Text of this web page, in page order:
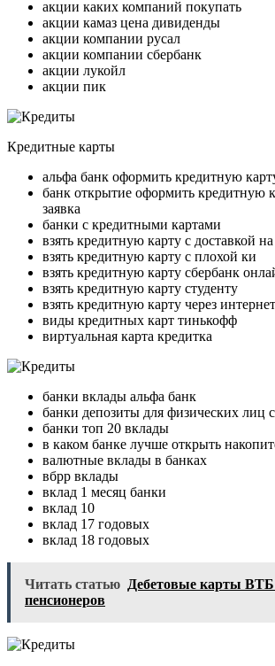
акции каких компаний покупать
акции камаз цена дивиденды
акции компании русал
акции компании сбербанк
акции лукойл
акции пик
Кредитные карты
альфа банк оформить кредитную
банк открытие оформить кредитную
заявка
банки с кредитными картами
взять кредитную карту с доставкой
взять кредитную карту с плохой ки
взять кредитную карту сбербанк
взять кредитную карту студенту
взять кредитную карту через интернет
виды кредитных карт тинькофф
виртуальная карта кредитка
банки вклады альфа банк
банки депозиты для физических лиц
банки топ 20 вклады
в каком банке лучше открыть
валютные вклады в банках
вбрр вклады
вклад 1 месяц банки
вклад 10
вклад 17 годовых
вклад 18 годовых
Читать статью Дебетовые карты ВТБ
пенсионеров